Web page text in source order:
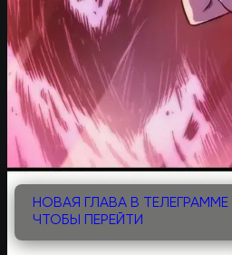
НОВАЯ ГЛАВА В
ЧТОБЫ ПЕРЕЙТИ